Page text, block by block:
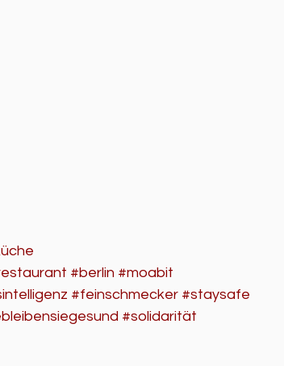
#berlin #moabit
#feinschmecker #staysafe
#solidarität